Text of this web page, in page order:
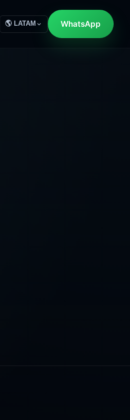
🌎 LATAM WhatsApp